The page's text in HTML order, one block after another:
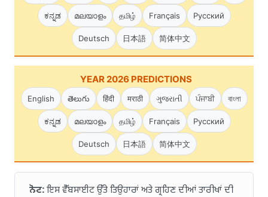
ಕನ್ನಡ മലയാളം தமிழ் Français Русский
Deutsch 日本語 简体中文
YEAR 2026 PREDICTIONS
English తెలుగు हिंदी मराठी ગુજરાતી ਪੰਜਾਬੀ বাংলা
ಕನ್ನಡ മലയാളം தமிழ் Français Русский
Deutsch 日本語 简体中文
ਨੋਟ:ਇਸ ਵੈੱਬਸਾਈਟ ਉੱਤੇ ਤਿਉਹਾਰਾਂ ਅਤੇ ਗ੍ਰਹਿਣ ਦੀਆਂ ਤਾਰੀਖਾਂ ਦੀ